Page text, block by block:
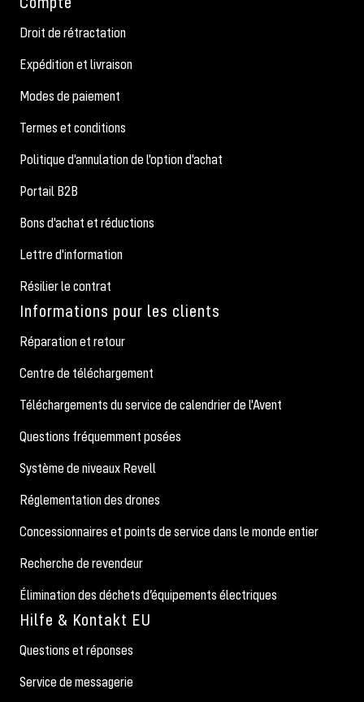
Droit de rétractation
Expédition et livraison
Modes de paiement
Termes et conditions
Politique d'annulation de l'option d'achat
Portail B2B
Bons d'achat et réductions
Lettre d'information
Résilier le contrat
Informations pour les clients
Réparation et retour
Centre de téléchargement
Téléchargements du service de calendrier de l'Avent
Questions fréquemment posées
Système de niveaux Revell
Réglementation des drones
Concessionnaires et points de service dans le monde entier
Recherche de revendeur
Élimination des déchets d’équipements électriques
Hilfe & Kontakt EU
Questions et réponses
Service de messagerie